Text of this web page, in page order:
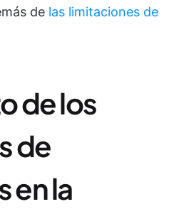
de las limitaciones de
de los
de
en la